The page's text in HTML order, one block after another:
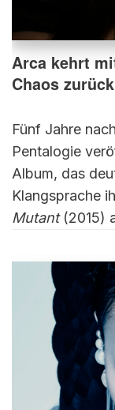
Arca kehrt
Chaos zurück
Fünf Jahre
Pentalogie
Album, das
Klangsprache
Mutant(2015)